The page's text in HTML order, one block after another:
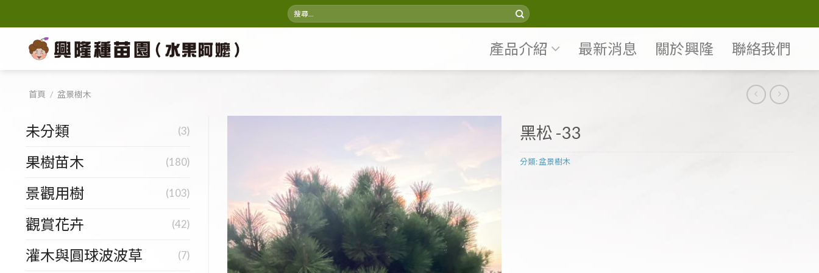
搜
尋
產品介紹 最新消息 關於興隆 聯絡我們
首頁 / 盆景樹木
未分類 (3)
果樹苗木 (180)
景觀用樹 (103)
觀賞花卉 (42)
灌木與圓球波波草 (7)
黑松 -33
分類:盆景樹木